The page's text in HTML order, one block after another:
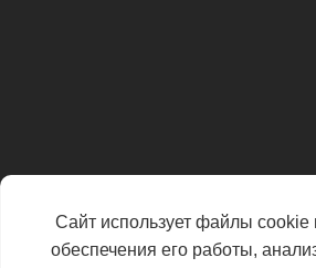
Сайт использует файлы cookie
обеспечения его работы,